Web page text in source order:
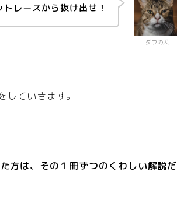
ダウの犬
トレースから抜け出せ！
ていきます。
方は、その１冊ずつのくわしい解説だ